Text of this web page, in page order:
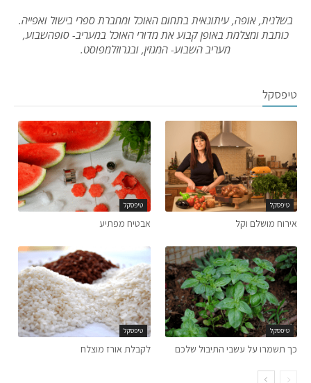
בשלנית, אופה, עיתונאית בתחום האוכל ומחברת ספרי בישול ואפייה.
כותבת ומצלמת באופן קבוע את מדורי האוכל במעריב- סופהשבוע,
מעריב השבוע- המגזין, ובגרוזלמפוסט.
טיפסקל
טיפסקל
אירוח מושלם וקל
טיפסקל
אבטיח מפתיע
טיפסקל
כך תשמרו על עשבי התיבול שלכם
טיפסקל
לקבלת אורז מוצלח